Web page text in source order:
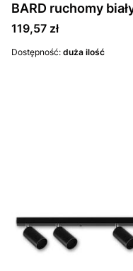
BARD
Cena
119,57 zł
Dostępność: duża ilość